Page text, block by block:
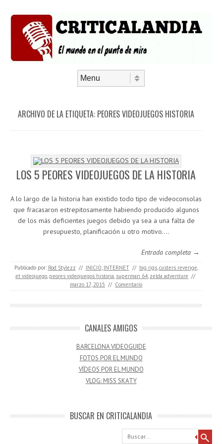
ARCHIVO DE LA ETIQUETA: PEORES VIDEOJUEGOS HISTORIA
LOS 5 PEORES VIDEOJUEGOS DE LA HISTORIA
A lo largo de la historia han existido todo tipo de videoconsolas
que fracasaron estrepitosamente habiendo producido algunos
de los más deficientes juegos debido ya sea a una falta de
presupuesto, planificación u otro motivo.…
Entrada completa →
Publicado por: Rod Stylezz // INICIO, INTERNET // big rigs,custers revenge,
et videojuego, peores videojuegos historia, superman 64, zelda adventure //
marzo 17, 2015 // Comentario
CANALES AMIGOS
BARCELONA VIDEOGUIDE
FOTOS POR EL MUNDO
VÍDEOS POR EL MUNDO
VLOG: MISS SKATY
BUSCAR EN CRITICALANDIA
Buscar